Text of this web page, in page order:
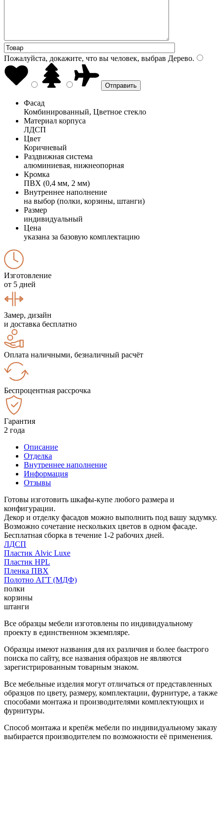
Пожалуйста, докажите, что вы человек, выбрав Дерево.
Фасад
Комбинированный, Цветное стекло
Материал корпуса
ЛДСП
Цвет
Коричневый
Раздвижная система
алюминиевая, нижнеопорная
Кромка
ПВХ (0,4 мм, 2 мм)
Внутреннее наполнение
на выбор (полки, корзины, штанги)
Размер
индивидуальный
Цена
указана за базовую комплектацию
Изготовление
от 5 дней
Замер, дизайн
и доставка бесплатно
Оплата наличными, безналичный расчёт
Беспроцентная рассрочка
Гарантия
2 года
Описание
Отделка
Внутреннее наполнение
Информация
Отзывы
Готовы изготовить шкафы-купе любого размера и
конфигурации.
Декор и отделку фасадов можно выполнить под вашу задумку.
Возможно сочетание нескольких цветов в одном фасаде.
Бесплатная сборка в течение 1-2 рабочих дней.
ЛДСП
Пластик Alvic Luxe
Пластик HPL
Пленка ПВХ
Полотно АГТ (МДФ)
полки
корзины
штанги
Все образцы мебели изготовлены по индивидуальному
проекту в единственном экземпляре.
Образцы имеют названия для их различия и более быстрого
поиска по сайту, все названия образцов не являются
зарегистрированным товарным знаком.
Все мебельные изделия могут отличаться от представленных
образцов по цвету, размеру, комплектации, фурнитуре, а также
способами монтажа и производителями комплектующих и
фурнитуры.
Способ монтажа и крепёж мебели по индивидуальному заказу
выбирается производителем по возможности её применения.